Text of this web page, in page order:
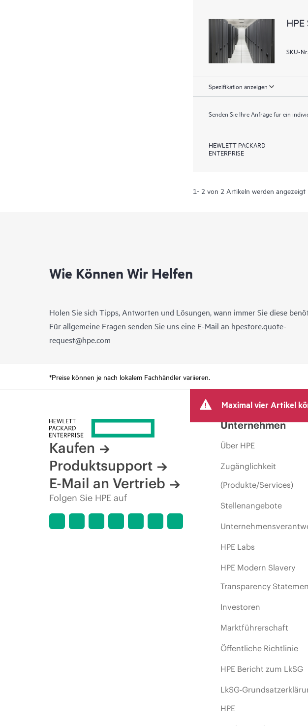
HPE
SKU-
Spezifikation anzeigen
Senden Sie Ihre Anfrage für ein
HEWLETT PACKARD
ENTERPRISE
1- 2 von 2 Artikeln werden angezeigt
Wie Können Wir Helfen
Holen Sie sich Tipps, Antworten und Lösungen, wann immer Sie diese
Für allgemeine Fragen senden Sie uns eine E-Mail an hpestore.quote-
request@hpe.com
*Preise können je nach lokalem Fachhändler variieren.
Maximal vier Artikel
Kaufen
Produktsupport
E-Mail an Vertrieb
Folgen Sie HPE auf
Unternehmen
Über HPE
Zugänglichkeit
(Produkte/Services)
Stellenangebote
HPE Labs
HPE Modern Slavery
Transparency
Investoren
Marktführerschaft
Öffentliche Richtlinie
HPE Bericht zum LkSG
LkSG-
HPE